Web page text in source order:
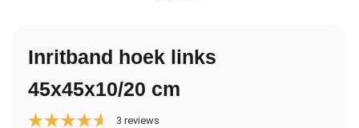
Inritband hoek links
45x45x10/20 cm
3 reviews